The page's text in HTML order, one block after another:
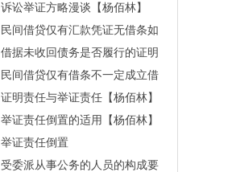
诉讼举证方略漫谈【杨佰林】
民间借贷仅有汇款凭证无借条如
借据未收回债务是否履行的证明
民间借贷仅有借条不一定成立借
证明责任与举证责任【杨佰林】
举证责任倒置的适用【杨佰林】
举证责任倒置
受委派从事公务的人员的构成要